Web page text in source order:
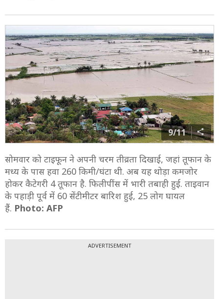
9/11
सोमवार को टाइफून ने अपनी चरम तीव्रता दिखाई, जहां तूफान के
मध्य के पास हवा 260 किमी/घंटा थी. अब यह थोड़ा कमजोर
होकर कैटेगरी 4 तूफान है. फिलीपींस में भारी तबाही हुई. ताइवान
के पहाड़ी पूर्व में 60 सेंटीमीटर बारिश हुई, 25 लोग घायल
हैं. Photo: AFP
ADVERTISEMENT